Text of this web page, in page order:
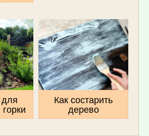
Как состарить
дерево